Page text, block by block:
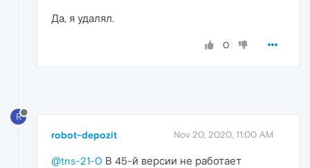
Да, я удалял.
0
R
robot-depozit Nov 20, 2020, 11:00 AM
@tns-21-0 В 45-й версии не работает